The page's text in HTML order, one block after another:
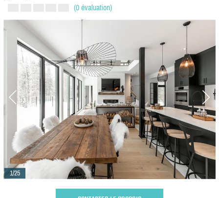
(0 évaluation)
1/25